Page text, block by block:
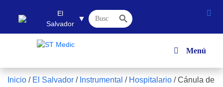
El
Salvador
▼
Buscar: Botón de búsqueda
Menú
Inicio / El Salvador / Instrumental / Hospitalario /Cánula de